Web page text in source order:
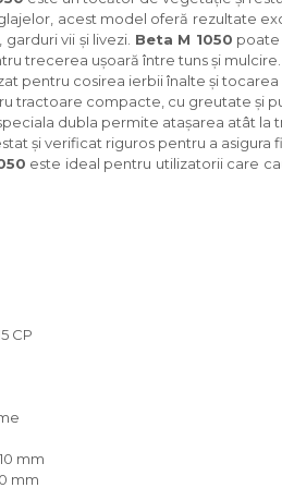
acest model oferă rezultate
vii și livezi. Beta M 1050 poate
trecerea ușoară între tuns și mulcire.
pentru cosirea ierbii înalte și
tractoare compacte, cu greutate și
dubla permite atașarea atât
și verificat riguros pentru a asigura
este ideal pentru utilizatorii care
CP
mm
mm